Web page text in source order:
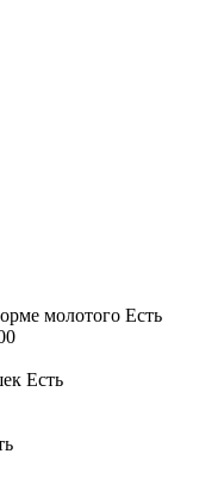
молотого Есть
Есть